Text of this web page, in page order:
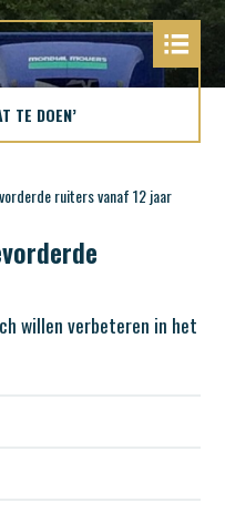
TE DOEN’
ruiters vanaf 12 jaar
willen verbeteren in het